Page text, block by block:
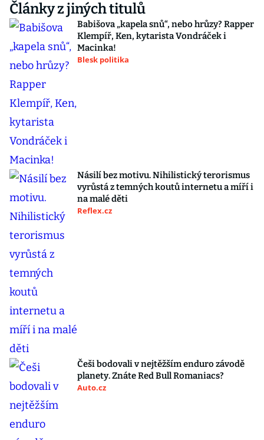
Články z jiných titulů
Babišova „kapela snů“, nebo hrůzy? Rapper
Klempíř, Ken, kytarista Vondráček i
Macinka!
Blesk politika
Násilí bez motivu. Nihilistický terorismus
vyrůstá z temných koutů internetu a míří i
na malé děti
Reflex.cz
Češi bodovali v nejtěžším enduro závodě
planety. Znáte Red Bull Romaniacs?
Auto.cz